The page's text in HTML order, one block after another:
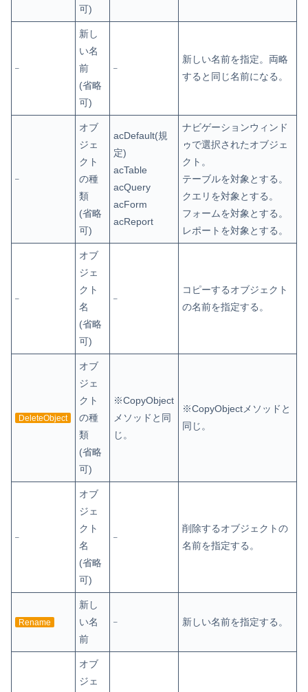
可)
–
新し
い名
前
(省略
可)
–
新しい名前を指定。両略
すると同じ名前になる。
–
オブ
ジェ
クト
の種
類
(省略
可)
acDefault(規
定)
acTable
acQuery
acForm
acReport
ナビゲーションウィンド
ゥで選択されたオブジェ
クト。
テーブルを対象とする。
クエリを対象とする。
フォームを対象とする。
レポートを対象とする。
–
オブ
ジェ
クト
名
(省略
可)
–
コピーするオブジェクト
の名前を指定する。
DeleteObject
オブ
ジェ
クト
の種
類
(省略
可)
※CopyObject
メソッドと同
じ。
※CopyObjectメソッドと
同じ。
–
オブ
ジェ
クト
名
(省略
可)
–
削除するオブジェクトの
名前を指定する。
Rename
新し
い名
前
– 新しい名前を指定する。
オブ
ジェ